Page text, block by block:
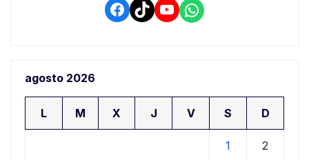
Facebook
TikTokYouTube
WhatsApp
agosto 2026
L M X J V S D
1 2